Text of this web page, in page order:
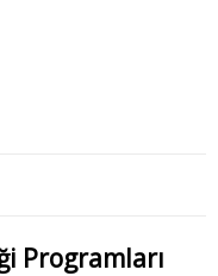
Programları